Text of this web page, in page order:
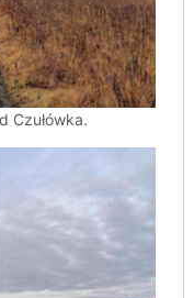
Czułówka.